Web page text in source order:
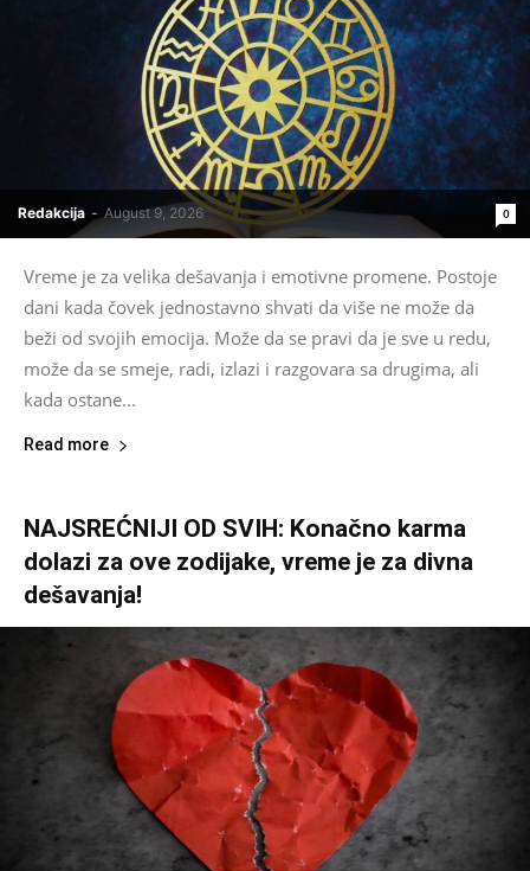
Redakcija - August 9, 2026 0
Vreme je za velika dešavanja i emotivne promene. Postoje
dani kada čovek jednostavno shvati da više ne može da
beži od svojih emocija. Može da se pravi da je sve u redu,
može da se smeje, radi, izlazi i razgovara sa drugima, ali
kada ostane...
Read more
NAJSREĆNIJI OD SVIH: Konačno karma
dolazi za ove zodijake, vreme je za divna
dešavanja!